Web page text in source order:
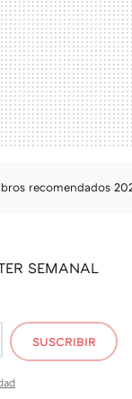
recomendados
SEMANAL
SUSCRIBIR